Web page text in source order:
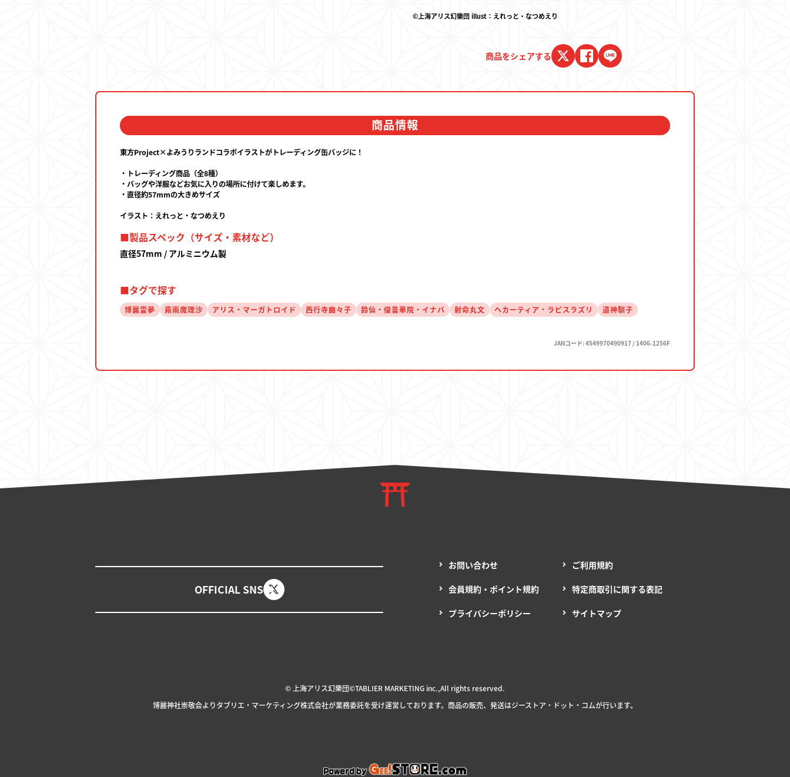
決済・配送
お問い合わせ
©上海アリス幻樂団 illust：えれっと・なつめえり
商品をシェアする
商品情報
東方Project×よみうりランドコラボイラストがトレーディング缶バッジに！
・トレーディング商品（全8種）
・バッグや洋服などお気に入りの場所に付けて楽しめます。
・直径約57mmの大きめサイズ
イラスト：えれっと・なつめえり
■製品スペック（サイズ・素材など）
直径57mm / アルミニウム製
■タグで探す
博麗霊夢 霧雨魔理沙 アリス・マーガトロイド 西行寺幽々子 鈴仙・優曇華院・イナバ 射命丸文 ヘカーティア・ラピスラズリ 道神馴子
JANコード: 4549970490917 / 1406-1256F
OFFICIAL SNS
お問い合わせ ご利用規約
会員規約・ポイント規約 特定商取引に関する表記
プライバシーポリシー サイトマップ
© 上海アリス幻樂団©TABLIER MARKETING inc.,All rights reserved.
博麗神社崇敬会よりタブリエ・マーケティング株式会社が業務委託を受け運営しております。 商品の販売、発送はジーストア・ドット・コムが行います。